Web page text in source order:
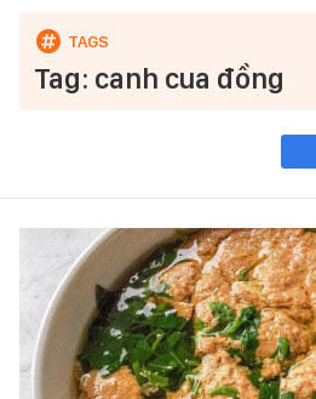
Tag: canh cua đồng